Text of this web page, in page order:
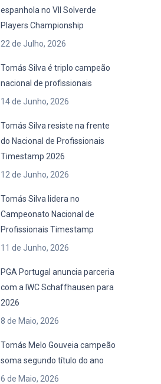
espanhola no VII Solverde
Players Championship
22 de Julho, 2026
Tomás Silva é triplo campeão
nacional de profissionais
14 de Junho, 2026
Tomás Silva resiste na frente
do Nacional de Profissionais
Timestamp 2026
12 de Junho, 2026
Tomás Silva lidera no
Campeonato Nacional de
Profissionais Timestamp
11 de Junho, 2026
PGA Portugal anuncia parceria
com a IWC Schaffhausen para
2026
8 de Maio, 2026
Tomás Melo Gouveia campeão
soma segundo título do ano
6 de Maio, 2026